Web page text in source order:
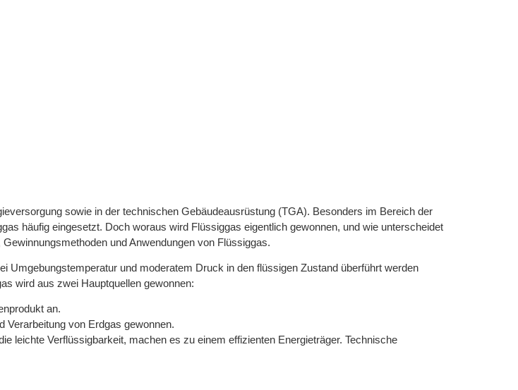
sowie in der technischen Gebäudeausrüstung (TGA). Besonders im Bereich der
häufig eingesetzt. Doch woraus wird Flüssiggas eigentlich gewonnen, und wie unterscheidet
und Anwendungen von Flüssiggas.
Umgebungstemperatur und moderatem Druck in den flüssigen Zustand überführt werden
wird aus zwei Hauptquellen gewonnen:
an.
Verarbeitung von Erdgas gewonnen.
leichte Verflüssigbarkeit, machen es zu einem effizienten Energieträger. Technische